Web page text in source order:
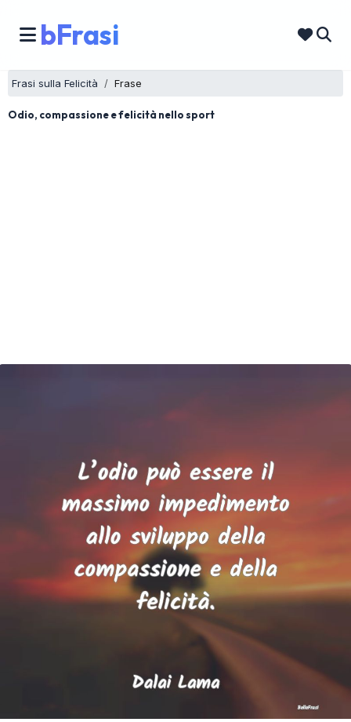
bFrasi
Frasi sulla Felicità Frase
Odio, compassione e felicità nello sport